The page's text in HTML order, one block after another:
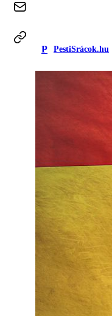
P PestiSrácok.hu